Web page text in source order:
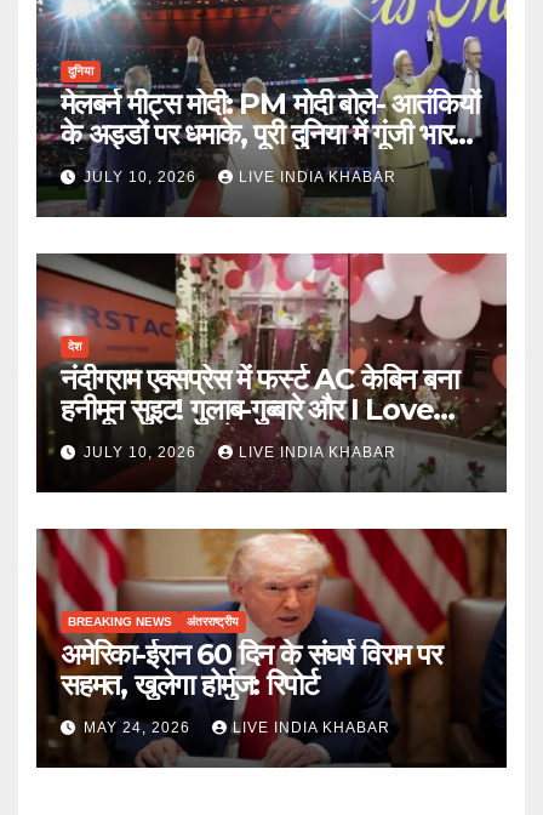
दुनिया
मेलबर्न मीट्स मोदी: PM मोदी बोले- आतंकियों
के अड्डों पर धमाके, पूरी दुनिया में गूंजी भारत
की ताकत
JULY 10, 2026 LIVE INDIA KHABAR
देश
नंदीग्राम एक्सप्रेस में फर्स्ट AC केबिन बना
हनीमून सुइट! गुलाब-गुब्बारे और I Love
You, TTE सस्पेंड
JULY 10, 2026 LIVE INDIA KHABAR
BREAKING NEWS अंतरराष्ट्रीय
अमेरिका-ईरान 60 दिन के संघर्ष विराम पर
सहमत, खुलेगा होर्मुज: रिपोर्ट
MAY 24, 2026 LIVE INDIA KHABAR